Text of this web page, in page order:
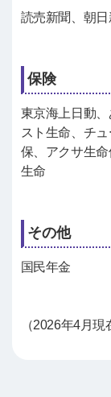
読売新聞、朝
保険
東京海上日動
スト生命、チ
保、アクサ生
生命
その他
国民年金
（2026年4月